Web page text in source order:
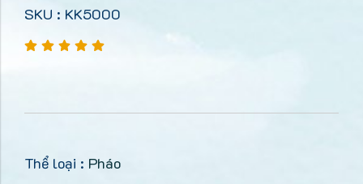
SKU : KK5000
Thể loại : Pháo